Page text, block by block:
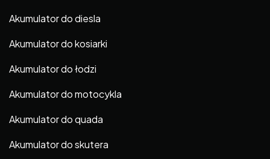
Akumulator do diesla
Akumulator do kosiarki
Akumulator do łodzi
Akumulator do motocykla
Akumulator do quada
Akumulator do skutera